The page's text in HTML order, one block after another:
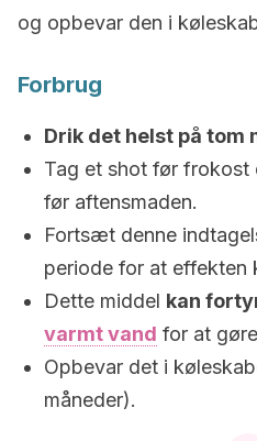
og opbevar den i
Forbrug
Drik det helst på tom
Tag et shot før frokost
før aftensmaden.
Fortsæt denne
periode for at
Dette middel kan
varmt vand for at
Opbevar det i
måneder).